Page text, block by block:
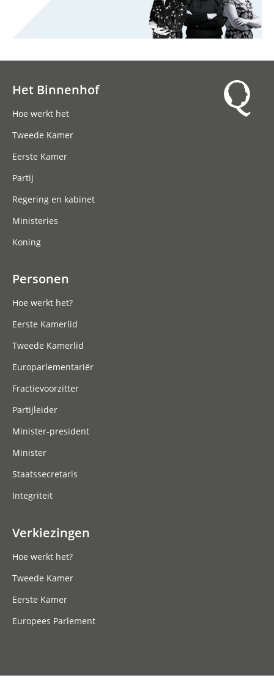
Het Binnenhof
Hoe werkt het
Tweede Kamer
Eerste Kamer
Partij
Regering en kabinet
Ministeries
Koning
Personen
Hoe werkt het?
Eerste Kamerlid
Tweede Kamerlid
Europarlementariër
Fractievoorzitter
Partijleider
Minister-president
Minister
Staatssecretaris
Integriteit
Verkiezingen
Hoe werkt het?
Tweede Kamer
Eerste Kamer
Europees Parlement